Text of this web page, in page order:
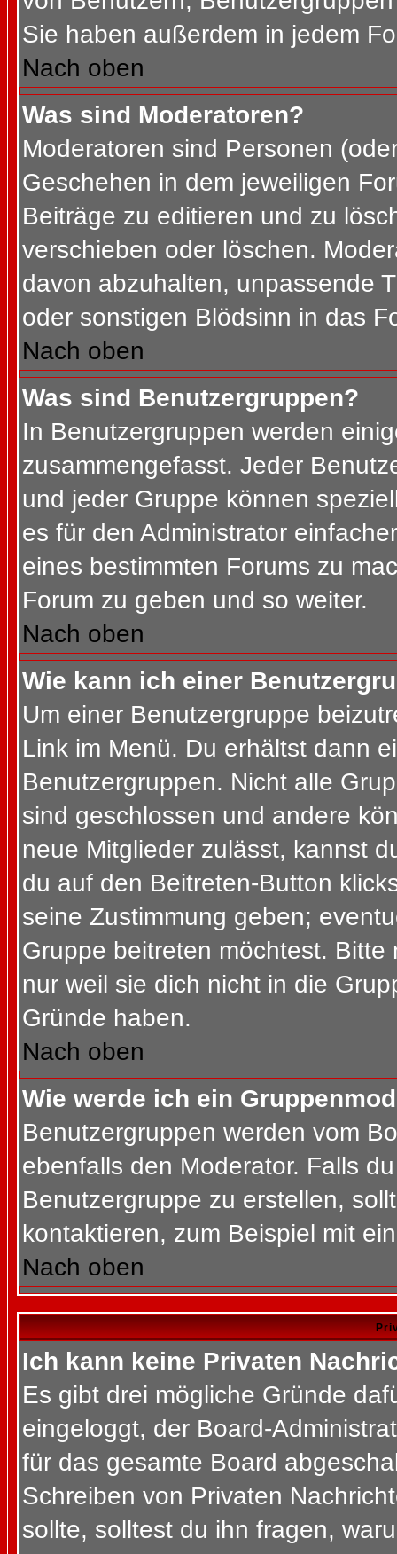
Sie haben außerdem in jedem
Nach oben
Was sind Moderatoren?
Moderatoren sind Personen
Geschehen in dem jeweiligen
Beiträge zu editieren und zu
verschieben oder löschen.
davon abzuhalten, unpassende
oder sonstigen Blödsinn in das
Nach oben
Was sind Benutzergruppen?
In Benutzergruppen werden
zusammengefasst. Jeder
und jeder Gruppe können
es für den Administrator
eines bestimmten Forums zu
Forum zu geben und so weiter.
Nach oben
Wie kann ich einer
Um einer Benutzergruppe
Link im Menü. Du erhältst dann
Benutzergruppen. Nicht alle
sind geschlossen und andere
neue Mitglieder zulässt, kannst
du auf den Beitreten-Button
seine Zustimmung geben;
Gruppe beitreten möchtest.
nur weil sie dich nicht in die
Gründe haben.
Nach oben
Wie werde ich ein
Benutzergruppen werden vom
ebenfalls den Moderator. Falls
Benutzergruppe zu erstellen,
kontaktieren, zum Beispiel mit
Nach oben
Ich kann keine Privaten
Es gibt drei mögliche Gründe
eingeloggt, der Board-
für das gesamte Board
Schreiben von Privaten
sollte, solltest du ihn fragen,